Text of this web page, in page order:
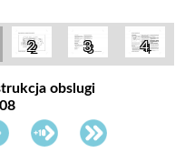
2 3 4
obslugi